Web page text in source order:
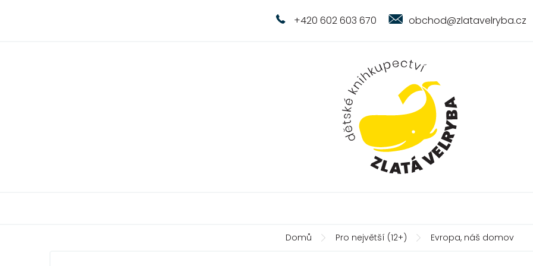
+420 602 603 670 obchod@zlatavelryba.cz
Domů Pro největší (12+) Evropa, náš domov